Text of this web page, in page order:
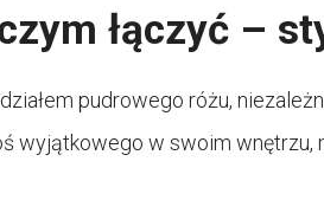
łączyć –
pudrowego różu,
wyjątkowego w swoim wnętrzu,